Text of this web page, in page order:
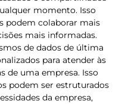
momento. Isso
podem colaborar mais
mais informadas.
de dados de última
para atender às
de uma empresa. Isso
podem ser estruturados
da empresa,